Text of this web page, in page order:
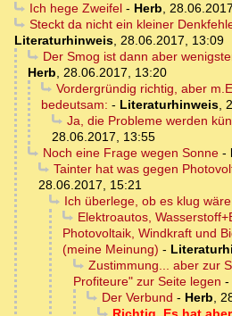
Ich hege Zweifel- Herb,
Steckt da nicht ein kleiner
Literaturhinweis, 28.06.2017, 13:09
Der Smog ist dann aber
Herb, 28.06.2017, 13:20
Vordergründig richtig, aber
bedeutsam: - Literaturhinweis,
Ja, die Probleme werden
28.06.2017, 13:55
Noch eine Frage wegen Sonne-
Tainter hat was gegen
28.06.2017, 15:21
Ich überlege, ob es klug wäre
Elektroautos,
Photovoltaik, Windkraft und
(meine Meinung) -
Zustimmung... aber zur
Profiteure" zur Seite legen -
Der Verbund - Herb,